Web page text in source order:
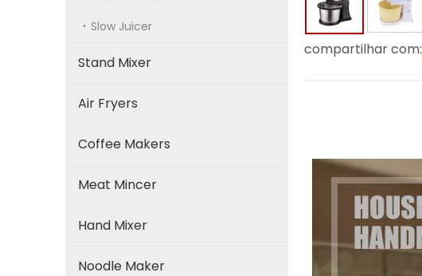
Slow Juicer
Stand Mixer
Air Fryers
Coffee Makers
Meat Mincer
Hand Mixer
Noodle Maker
compartilhar com: